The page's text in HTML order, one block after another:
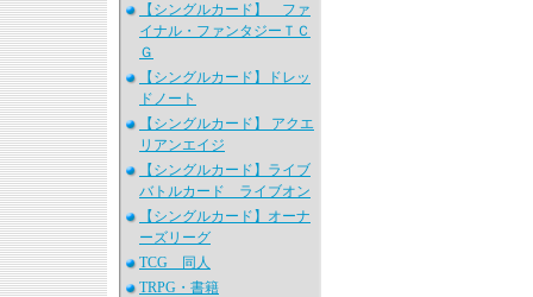
【シングルカード】 ファ
イナル・ファンタジーＴＣ
Ｇ
【シングルカード】ドレッ
ドノート
【シングルカード】 アクエ
リアンエイジ
【シングルカード】ライブ
バトルカード ライブオン
【シングルカード】オーナ
ーズリーグ
TCG 同人
TRPG・書籍